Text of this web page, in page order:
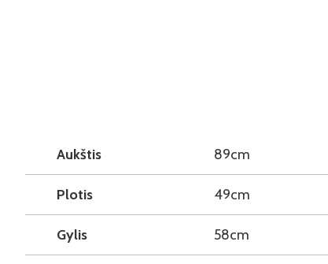
Aukštis 89cm
Plotis 49cm
Gylis 58cm